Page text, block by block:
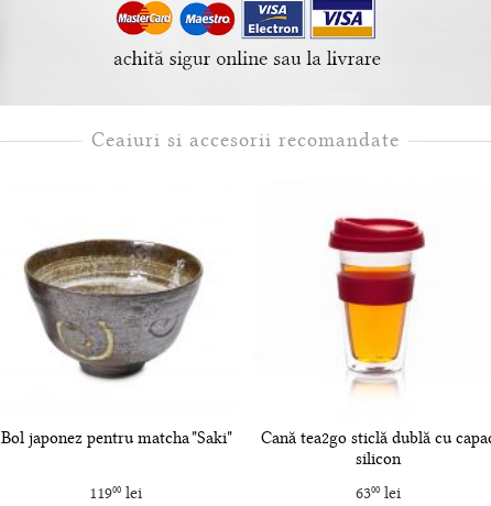
Ceaiuri si accesorii recomandate
Bol japonez pentru matcha "Saki"
11900 lei
Cană tea2go sticlă dublă cu
silicon
6300lei